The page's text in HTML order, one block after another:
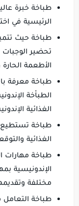
طباخة خبرة
الرئيسية في
طباخة حيث
تحضير الوجبات
الأطعمة الحارة
طباخة معرفة
الطباْخة
الغذائية
طباخة تستطيع
الغذائية
طباخة مهارات
الإندونيسية
مختلفة
طباخة التعامل